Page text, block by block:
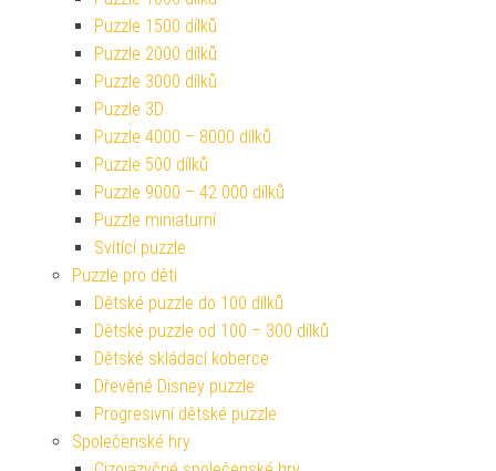
Puzzle 1500 dílků
Puzzle 2000 dílků
Puzzle 3000 dílků
Puzzle 3D
Puzzle 4000 – 8000 dílků
Puzzle 500 dílků
Puzzle 9000 – 42 000 dílků
Puzzle miniaturní
Svítící puzzle
Puzzle pro děti
Dětské puzzle do 100 dílků
Dětské puzzle od 100 – 300 dílků
Dětské skládací koberce
Dřevěné Disney puzzle
Progresivní dětské puzzle
Společenské hry